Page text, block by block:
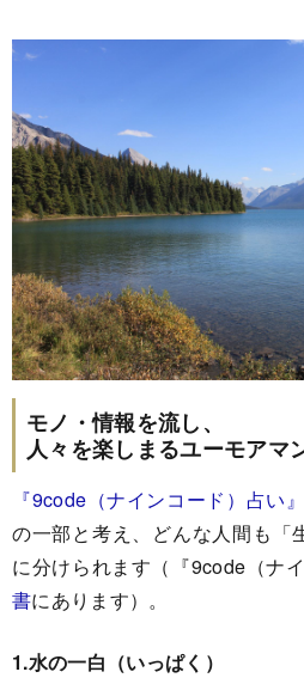
モノ・情報を流し、
人々を楽しまるユーモアマ
『9code（ナインコード）占い』
の一部と考え、どんな人間も「
に分けられます（『9code（ナ
書にあります）。
1.水の一白（いっぱく）